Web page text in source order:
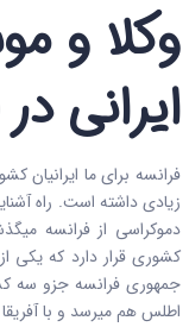
وکلا و
ایرانی
فرانسه برای ما ایرانیان
زیادی داشته است. راه
دموکراسی از فرانسه
کشوری قرار دارد که یکی
جمهوری فرانسه جزو سه
اطلس هم میرسد و با آفریقا